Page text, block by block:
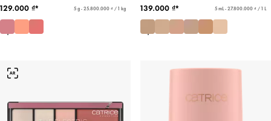
129.000 ₫*
5 g - 25.800.000 ₫ / 1 kg
139.000 ₫*
5 mL - 27.800.000 ₫ / 1 L